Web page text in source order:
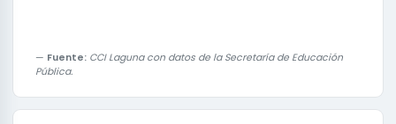
Fuente: CCI Laguna con datos de la Secretaría de Educación
Pública.